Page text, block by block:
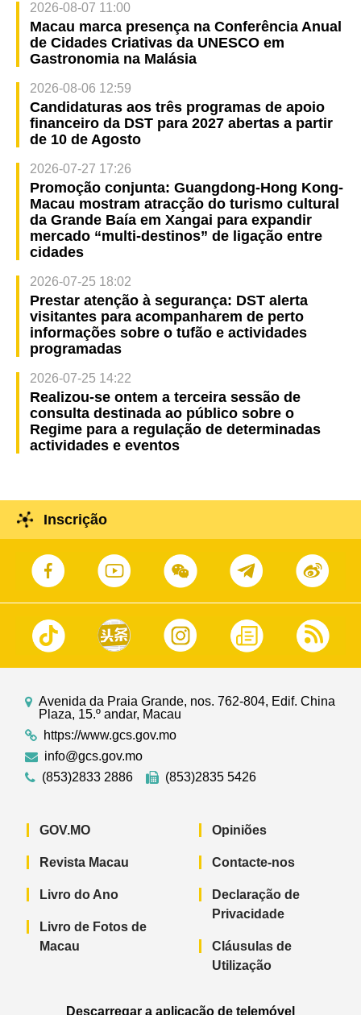
2026-08-07 11:00
Macau marca presença na Conferência Anual
de Cidades Criativas da UNESCO em
Gastronomia na Malásia
2026-08-06 12:59
Candidaturas aos três programas de apoio
financeiro da DST para 2027 abertas a partir
de 10 de Agosto
2026-07-27 17:26
Promoção conjunta: Guangdong-Hong Kong-
Macau mostram atracção do turismo cultural
da Grande Baía em Xangai para expandir
mercado “multi-destinos” de ligação entre
cidades
2026-07-25 18:02
Prestar atenção à segurança: DST alerta
visitantes para acompanharem de perto
informações sobre o tufão e actividades
programadas
2026-07-25 14:22
Realizou-se ontem a terceira sessão de
consulta destinada ao público sobre o
Regime para a regulação de determinadas
actividades e eventos
Inscrição
Avenida da Praia Grande, nos. 762-804, Edif. China
Plaza, 15.º andar, Macau
https://www.gcs.gov.mo
info@gcs.gov.mo
(853)2833 2886
(853)2835 5426
GOV.MO
Revista Macau
Livro do Ano
Livro de Fotos de
Macau
Opiniões
Contacte-nos
Declaração de
Privacidade
Cláusulas de
Utilização
Descarregar a aplicação de telemóvel